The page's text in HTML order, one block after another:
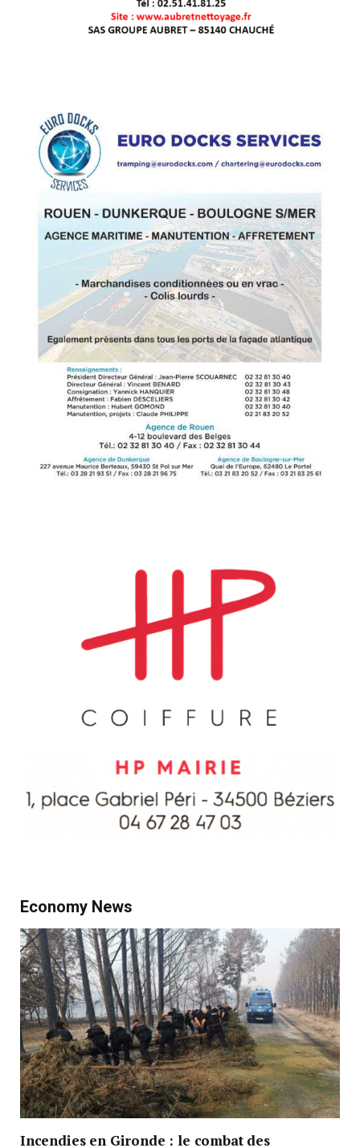
Economy News
Incendies en Gironde : le combat des